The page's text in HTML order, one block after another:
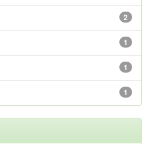
2
1
1
1